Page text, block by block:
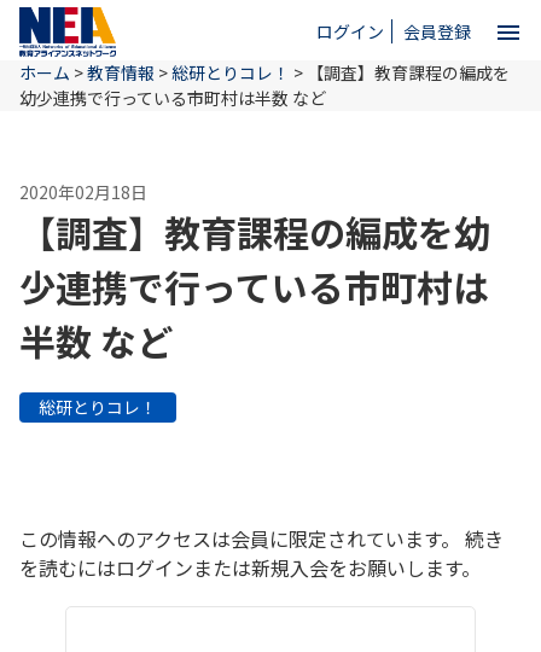
ログイン 会員登録 menu
ホーム
NEAとは
教育情報
お問い合わせ
ホーム >教育情報 >総研とりコレ！ > 【調査】教育課程の編成を
幼少連携で行っている市町村は半数 など
2020年02月18日
【調査】教育課程の編成を幼
少連携で行っている市町村は
半数 など
総研とりコレ！
この情報へのアクセスは会員に限定されています。 続き
を読むにはログインまたは新規入会をお願いします。